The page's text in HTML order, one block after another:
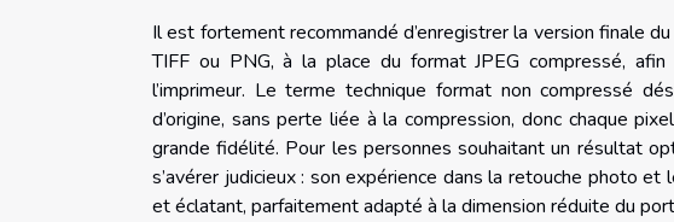
Il est fortement recommandé d’enregistrer la version finale
TIFF ou PNG, à la place du format JPEG compressé,
l’imprimeur. Le terme technique format non compressé
d’origine, sans perte liée à la compression, donc chaque
grande fidélité. Pour les personnes souhaitant un résultat
s’avérer judicieux : son expérience dans la retouche photo
et éclatant, parfaitement adapté à la dimension réduite du